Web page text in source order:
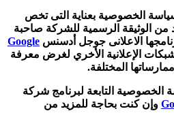
الخصوصية بعناية التى تخص
من الوثيقة الرسمية للشركة صاحبة
الاعلانى جوجل أدسنس Google
الإعلانية الأخري لغرض معرفة
المختلفة.
الخصوصية التابعة لبرنامج شركة
وإن كنت بحاجة للمزيد من